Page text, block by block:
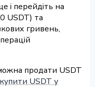
і перейдіть на
USDT) та
гривень,
продати USDT
купити USDT у